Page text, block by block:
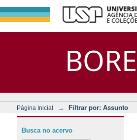
BORE
Página Inicial → Filtrar por: Assunto
Busca no acervo